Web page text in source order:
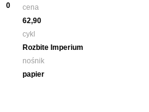
0
cena
62,90
cykl
Rozbite Imperium
nośnik
papier